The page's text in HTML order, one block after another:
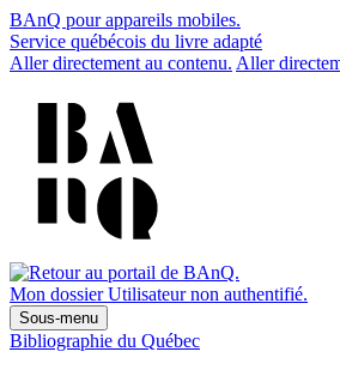
BAnQ pour appareils mobiles.
Service québécois du livre adapté
Aller directement au contenu. Aller
Mon dossier Utilisateur non authentifié.
Sous-menu
Bibliographie du Québec